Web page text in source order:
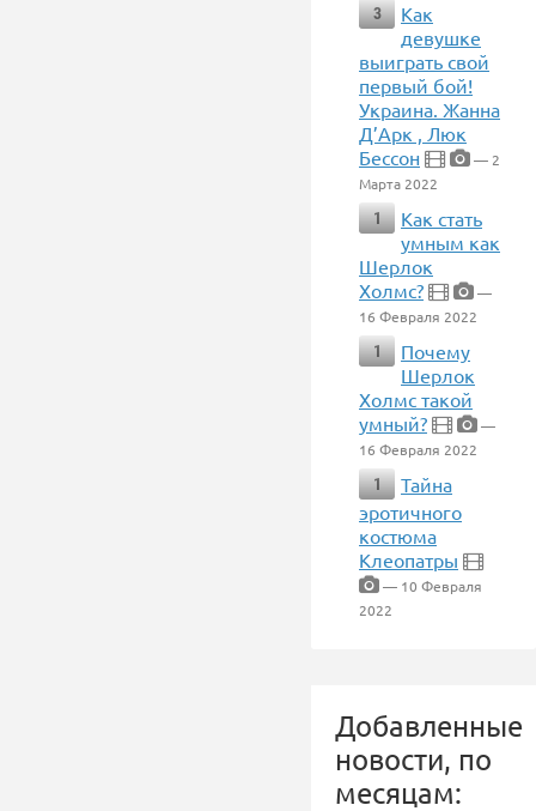
3
Как
девушке
выиграть свой
первый бой!
Украина. Жанна
Д’Арк , Люк
Бессон
— 2
Марта 2022
1
Как стать
умным как
Шерлок
Холмс?
—
16 Февраля 2022
1
Почему
Шерлок
Холмс такой
умный?
—
16 Февраля 2022
1
Тайна
эротичного
костюма
Клеопатры
— 10 Февраля
2022
Добавленные
новости, по
месяцам: